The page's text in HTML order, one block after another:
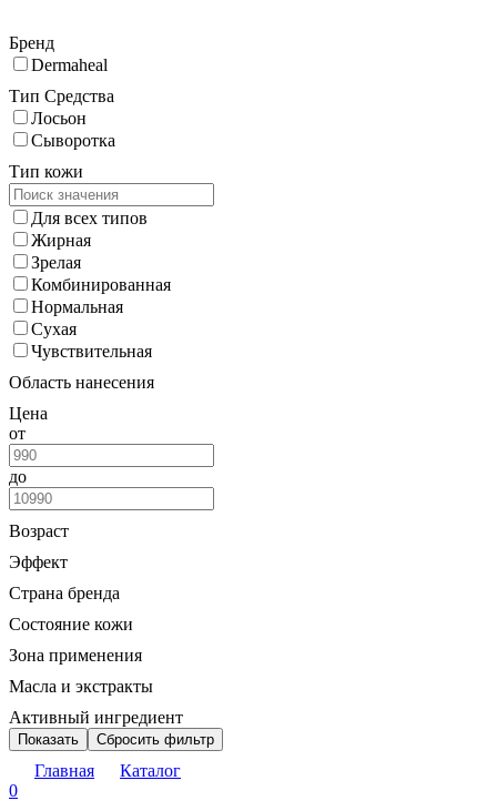
Бренд
Dermaheal
Тип Средства
Лосьон
Сыворотка
Тип кожи
Для всех типов
Жирная
Зрелая
Комбинированная
Нормальная
Сухая
Чувствительная
Область нанесения
Цена
от
до
Возраст
Эффект
Страна бренда
Состояние кожи
Зона применения
Масла и экстракты
Активный ингредиент
Показать Сбросить фильтр
Главная
Каталог
0